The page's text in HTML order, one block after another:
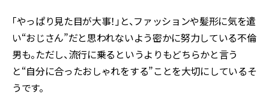
「やっぱり見た目が大事！」と、ファッションや髪形に気を遣
い“おじさん”だと思われないよう密かに努力している不倫
男も。ただし、流行に乗るというよりもどちらかと言う
と“自分に合ったおしゃれをする”ことを大切にしているそ
うです。